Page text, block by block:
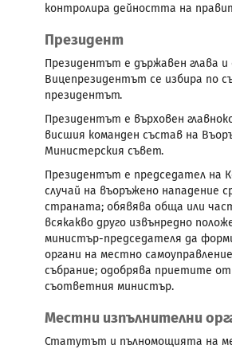
контролира дейността на
Президент
Президентът е държавен глава
Вицепрезидентът се избира по
президентът.
Президентът е върховен
висшия команден състав на
Министерския съвет.
Президентът е председател на
случай на въоръжено нападение
страната; обявява обща или
всякакво друго извънредно
министър-председателя да
органи на местно
събрание; одобрява приетите
съответния министър.
Местни изпълнителни
Статутът и пълномощията на